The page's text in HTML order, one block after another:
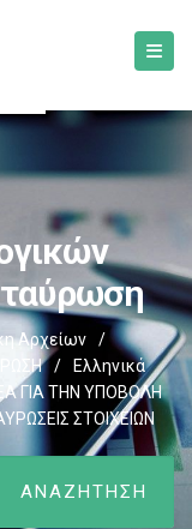
Αρχείων
/
/
Ελληνικά
ΓΙΑ ΤΗΝ ΥΠΟΒΟΛΗ
ΣΤΟΙΧΕΙΩΝ